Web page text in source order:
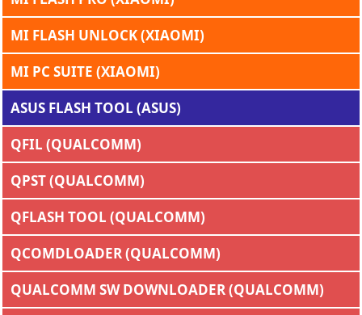
MI FLASH UNLOCK (XIAOMI)
MI PC SUITE (XIAOMI)
ASUS FLASH TOOL (ASUS)
QFIL (QUALCOMM)
QPST (QUALCOMM)
QFLASH TOOL (QUALCOMM)
QCOMDLOADER (QUALCOMM)
QUALCOMM SW DOWNLOADER (QUALCOMM)